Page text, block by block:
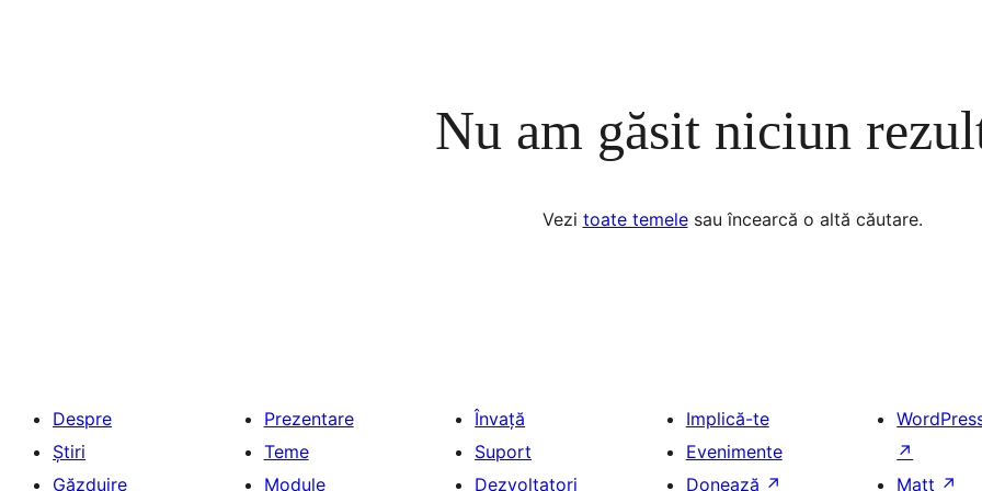
Nu am găsit niciun
Vezi toate temelesau încearcă o altă căutare.
Despre
Știri
Găzduire
Prezentare
Teme
Module
Învață
Suport
Dezvoltatori
Implică-te
Evenimente
Donează ↗
↗
Matt ↗